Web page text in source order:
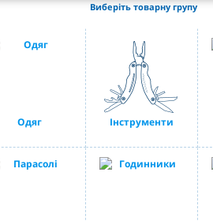
Одяг Інструменти
Виберіть товарну групу